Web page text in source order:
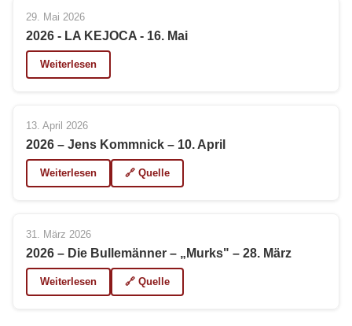
29. Mai 2026
2026 - LA KEJOCA - 16. Mai
Weiterlesen
13. April 2026
2026 – Jens Kommnick – 10. April
Weiterlesen 🔗 Quelle
31. März 2026
2026 – Die Bullemänner – „Murks" – 28. März
Weiterlesen 🔗 Quelle